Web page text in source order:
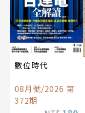
數位時代
08月號/2026 第
372期